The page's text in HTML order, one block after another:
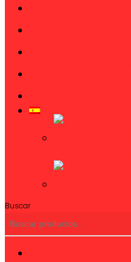
Menu
Buscar